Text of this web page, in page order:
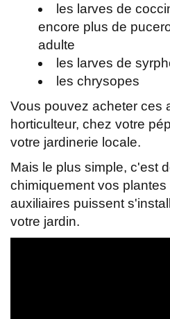
les larves de
encore plus de
adulte
les larves de
les chrysopes
Vous pouvez acheter ces
horticulteur, chez votre
votre jardinerie locale.
Mais le plus simple, c'est
chimiquement vos
auxiliaires puissent
votre jardin.